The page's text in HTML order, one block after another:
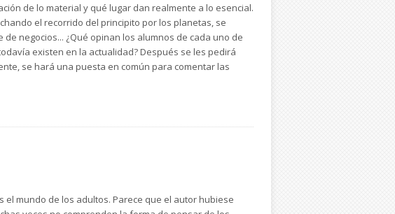
de lo material y qué lugar dan realmente a lo esencial.
el recorrido del principito por los planetas, se
negocios... ¿Qué opinan los alumnos de cada uno de
existen en la actualidad? Después se les pedirá
se hará una puesta en común para comentar las
mundo de los adultos. Parece que el autor hubiese